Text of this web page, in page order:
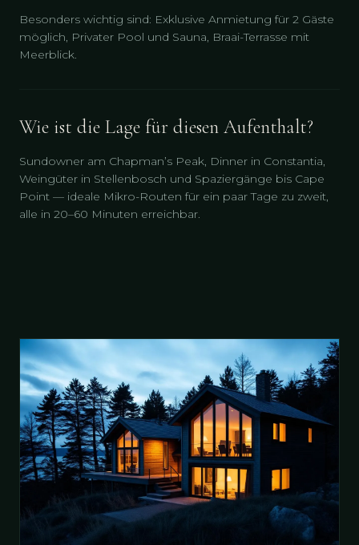
Besonders wichtig sind: Exklusive Anmietung für 2 Gäste
möglich, Privater Pool und Sauna, Braai-Terrasse mit
Meerblick.
Wie ist die Lage für diesen Aufenthalt?
Sundowner am Chapman’s Peak, Dinner in Constantia,
Weingüter in Stellenbosch und Spaziergänge bis Cape
Point — ideale Mikro-Routen für ein paar Tage zu zweit,
alle in 20–60 Minuten erreichbar.